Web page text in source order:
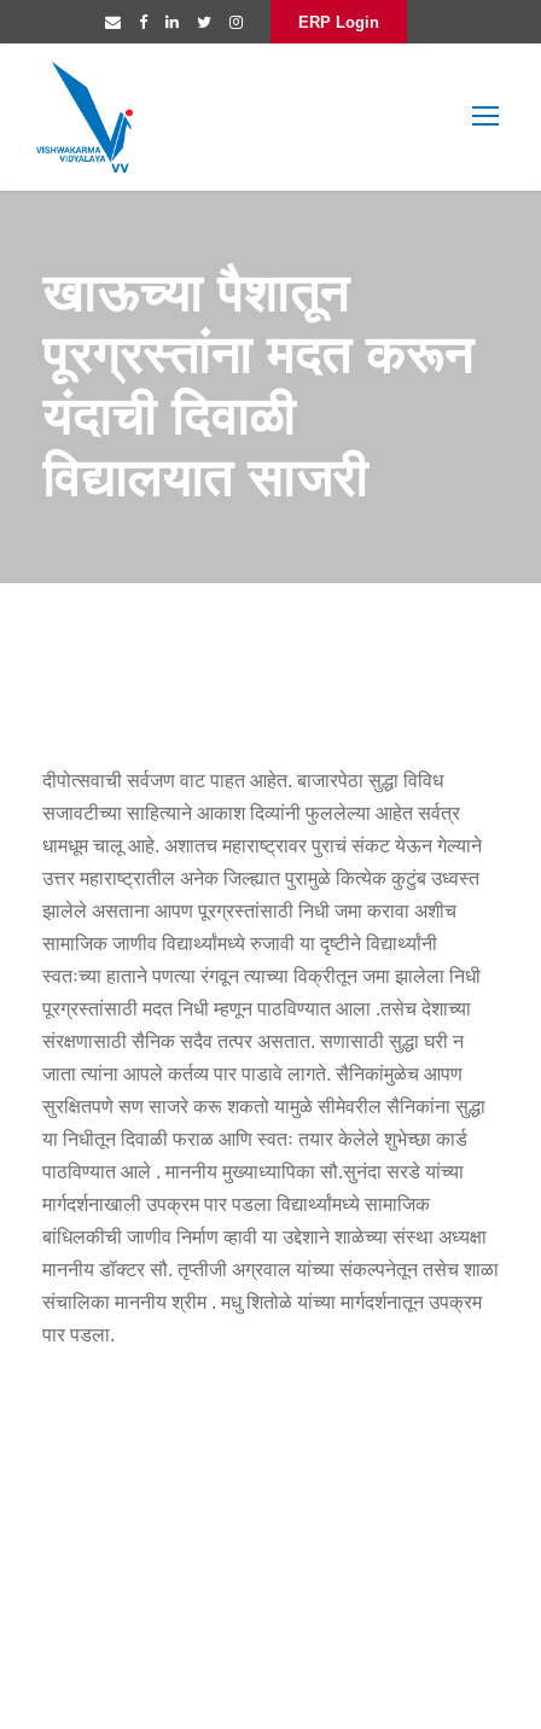
ERP Login
खाऊच्या पैशातून
पूरग्रस्तांना मदत करून
यंदाची दिवाळी
विद्यालयात साजरी
दीपोत्सवाची सर्वजण वाट पाहत आहेत. बाजारपेठा सुद्धा विविध
सजावटीच्या साहित्याने आकाश दिव्यांनी फुललेल्या आहेत सर्वत्र
धामधूम चालू आहे. अशातच महाराष्ट्रावर पुराचं संकट येऊन गेल्याने
उत्तर महाराष्ट्रातील अनेक जिल्ह्यात पुरामुळे कित्येक कुटुंब उध्वस्त
झालेले असताना आपण पूरग्रस्तांसाठी निधी जमा करावा अशीच
सामाजिक जाणीव विद्यार्थ्यांमध्ये रुजावी या दृष्टीने विद्यार्थ्यांनी
स्वतःच्या हाताने पणत्या रंगवून त्याच्या विक्रीतून जमा झालेला निधी
पूरग्रस्तांसाठी मदत निधी म्हणून पाठविण्यात आला .तसेच देशाच्या
संरक्षणासाठी सैनिक सदैव तत्पर असतात. सणासाठी सुद्धा घरी न
जाता त्यांना आपले कर्तव्य पार पाडावे लागते. सैनिकांमुळेच आपण
सुरक्षितपणे सण साजरे करू शकतो यामुळे सीमेवरील सैनिकांना सुद्धा
या निधीतून दिवाळी फराळ आणि स्वतः तयार केलेले शुभेच्छा कार्ड
पाठविण्यात आले . माननीय मुख्याध्यापिका सौ.सुनंदा सरडे यांच्या
मार्गदर्शनाखाली उपक्रम पार पडला विद्यार्थ्यांमध्ये सामाजिक
बांधिलकीची जाणीव निर्माण व्हावी या उद्देशाने शाळेच्या संस्था अध्यक्षा
माननीय डॉक्टर सौ. तृप्तीजी अग्रवाल यांच्या संकल्पनेतून तसेच शाळा
संचालिका माननीय श्रीम . मधु शितोळे यांच्या मार्गदर्शनातून उपक्रम
पार पडला.